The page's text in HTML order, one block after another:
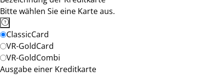
Bitte wählen Sie eine Karte aus.
ClassicCard
VR-GoldCard
VR-GoldCombi
Ausgabe einer Kreditkarte